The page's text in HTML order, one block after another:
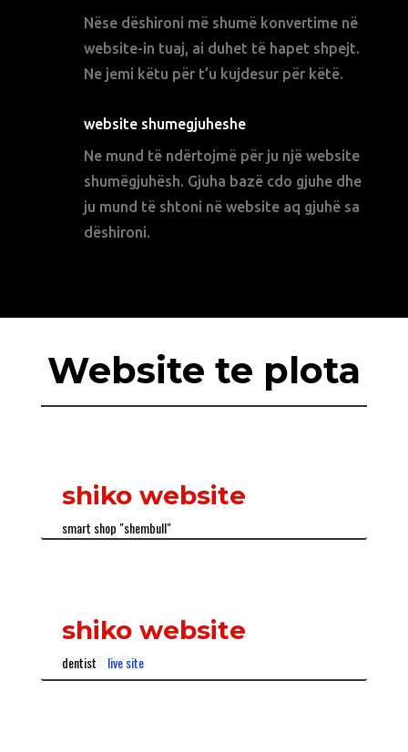
Nëse dëshironi më shumë konvertime në
website-in tuaj, ai duhet të hapet shpejt.
Ne jemi këtu për t’u kujdesur për këtë.
website shumegjuheshe
Ne mund të ndërtojmë për ju një website
shumëgjuhësh. Gjuha bazë cdo gjuhe dhe
ju mund të shtoni në website aq gjuhë sa
dëshironi.
Website te plota
shiko website
smart shop "shembull"
shiko website
dentist live site